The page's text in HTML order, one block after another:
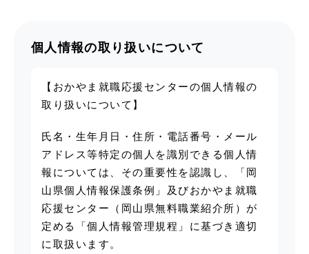
個人情報の取り扱いについて
【おかやま就職応援センターの個人情報の
取り扱いについて】
氏名・生年月日・住所・電話番号・メール
アドレス等特定の個人を識別できる個人情
報については、その重要性を認識し、「岡
山県個人情報保護条例」及びおかやま就職
応援センター（岡山県無料職業紹介所）が
定める「個人情報管理規程」に基づき適切
に取扱います。